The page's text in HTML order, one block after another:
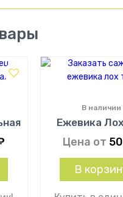
Ежевика
В наличии
Цена от
В